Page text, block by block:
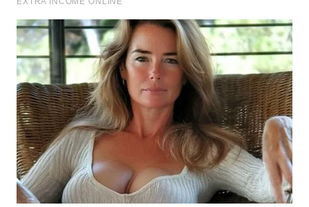
WN
TAPANULI
UTARA
WN
SAMOSIR
WN
PADANG
LAWAS
WN